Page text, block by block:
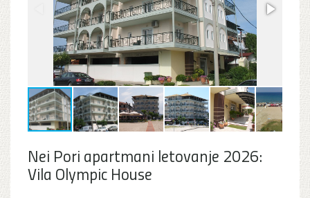
Nei Pori apartmani letovanje 2026:
Vila Olympic House